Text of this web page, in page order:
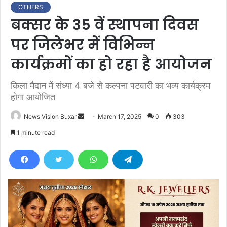
OTHERS
बक्सर के 35 वें स्थापना दिवस
पर जिलेभर में विभिन्न
कार्यक्रमों का हो रहा है आयोजन
किला मैदान में संध्या 4 बजे से कल्पना पटवारी का भव्य कार्यक्रम
होगा आयोजित
News Vision Buxar
d
e
m
a
March 17, 2025 0 303
1 minute read